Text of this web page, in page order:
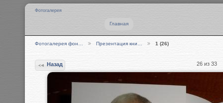
Фотогалерея
Главная
Фотогалерея фон… Презентация кни… 1 (26)
Назад 26 из 33